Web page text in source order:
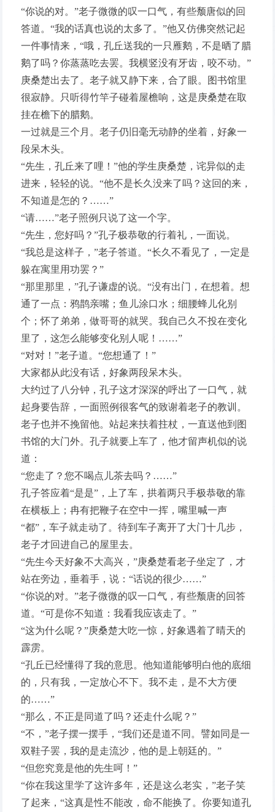
“你说的对。”老子微微的叹一口气，有些颓唐似的回
答道。“我的话真也说的太多了。”他又仿佛突然记起
一件事情来，“哦，孔丘送我的一只雁鹅，不是晒了腊
鹅了吗？你蒸蒸吃去罢。我横竖没有牙齿，咬不动。”
庚桑楚出去了。老子就又静下来，合了眼。图书馆里
很寂静。只听得竹竿子碰着屋檐响，这是庚桑楚在取
挂在檐下的腊鹅。
一过就是三个月。老子仍旧毫无动静的坐着，好象一
段呆木头。
“先生，孔丘来了哩！”他的学生庚桑楚，诧异似的走
进来，轻轻的说。“他不是长久没来了吗？这回的来，
不知道是怎的？……”
“请……”老子照例只说了这一个字。
“先生，您好吗？”孔子极恭敬的行着礼，一面说。
“我总是这样子，”老子答道。“长久不看见了，一定是
躲在寓里用功罢？”
“那里那里，”孔子谦虚的说。“没有出门，在想着。想
通了一点：鸦鹊亲嘴；鱼儿涂口水；细腰蜂儿化别
个；怀了弟弟，做哥哥的就哭。我自己久不投在变化
里了，这怎么能够变化别人呢！……”
“对对！”老子道。“您想通了！”
大家都从此没有话，好象两段呆木头。
大约过了八分钟，孔子这才深深的呼出了一口气，就
起身要告辞，一面照例很客气的致谢着老子的教训。
老子也并不挽留他。站起来扶着拄杖，一直送他到图
书馆的大门外。孔子就要上车了，他才留声机似的说
道：
“您走了？您不喝点儿茶去吗？……”
孔子答应着“是是”，上了车，拱着两只手极恭敬的靠
在横板上；冉有把鞭子在空中一挥，嘴里喊一声
“都”，车子就走动了。待到车子离开了大门十几步，
老子才回进自己的屋里去。
“先生今天好象不大高兴，”庚桑楚看老子坐定了，才
站在旁边，垂着手，说：“话说的很少……”
“你说的对。”老子微微的叹一口气，有些颓唐的回答
道。“可是你不知道：我看我应该走了。”
“这为什么呢？”庚桑楚大吃一惊，好象遇着了晴天的
霹雳。
“孔丘已经懂得了我的意思。他知道能够明白他的底细
的，只有我，一定放心不下。我不走，是不大方便
的……”
“那么，不正是同道了吗？还走什么呢？”
“不，”老子摆一摆手，“我们还是道不同。譬如同是一
双鞋子罢，我的是走流沙，他的是上朝廷的。”
“但您究竟是他的先生呵！”
“你在我这里学了这许多年，还是这么老实，”老子笑
了起来，“这真是性不能改，命不能换了。你要知道孔